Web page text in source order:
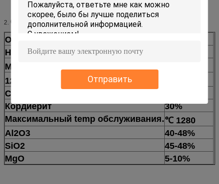
Отправить
2. Спецификация
Открытая пористость, %
Насыпная плотность, g/cm3
Модуль повреждения, 20℃
1250℃×0.5h
Состав участка, % муллита
Кордиерит
30%
Максимальный temp обслуживания.℃ 1280
Al2O3
40-48%
SiO2
45-48%
MgO
5-10%